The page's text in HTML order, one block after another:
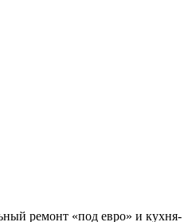
ремонт «под евро» и кухня-